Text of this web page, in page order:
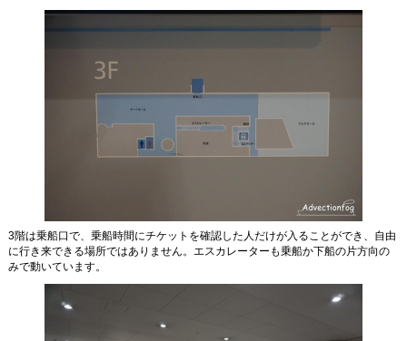
3階は乗船口で、乗船時間にチケットを確認した人だけが入ることができ、自由
に行き来できる場所ではありません。エスカレーターも乗船か下船の片方向の
みで動いています。